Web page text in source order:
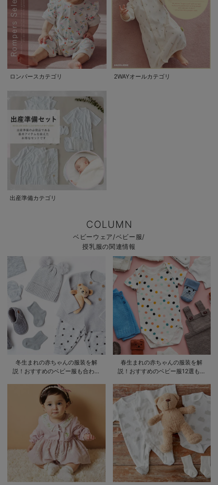
ロンパースカテゴリ 2WAYオールカテゴリ
出産準備カテゴリ
COLUMN
ベビーウェア/ベビー服/
授乳服の関連情報
冬生まれの赤ちゃんの服装を解
説！おすすめのベビー服も合わせ
春生まれの赤ちゃんの服装を解
説！おすすめのベビー服12選も合